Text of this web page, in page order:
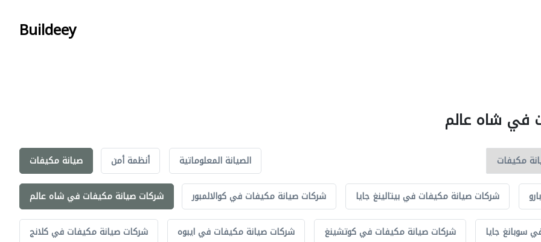
Buildeey
في شاه عالم
صيانة مكيفات أنظمة أمن الصيانة المعلوماتية
شركات صيانة مكيفات في شاه عالم شركات صيانة مكيفات في كوالالمبور شركات صيانة مكيفات في بيتالينغ جايا
شركات صيانة مكيفات في كلانج شركات صيانة مكيفات في ايبوه شركات صيانة مكيفات في كوتشينغ سوبانغ جايا